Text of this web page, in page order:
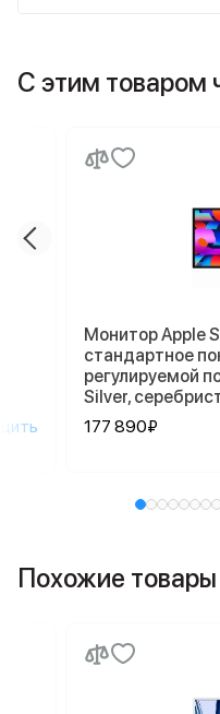
С этим товаром
Монитор Apple
стандартное
регулируемой
Silver,
177 890₽
Похожие товары